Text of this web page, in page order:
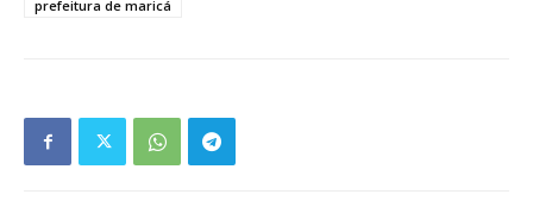
prefeitura de maricá